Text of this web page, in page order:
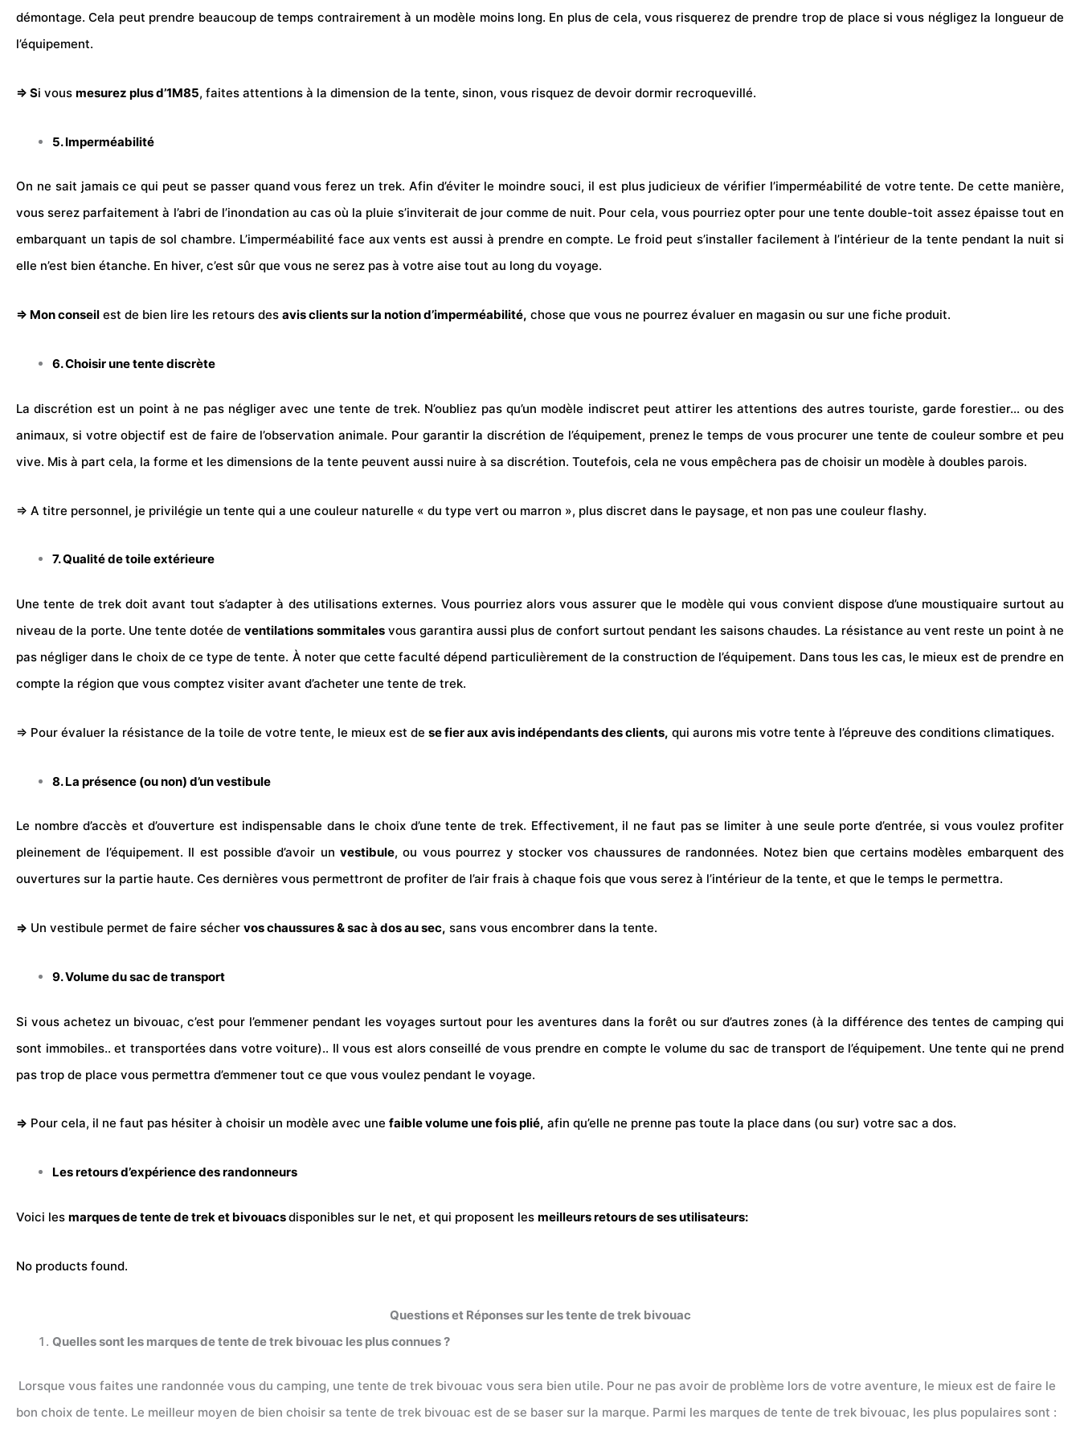
démontage. Cela peut prendre beaucoup de temps contrairement à un modèle moins long. En plus de cela, vous risquerez de prendre trop de place si vous négligez la longueur de
l’équipement.
⇒ Si vous mesurez plus d’1M85, faites attentions à la dimension de la tente, sinon, vous risquez de devoir dormir recroquevillé.
5. Imperméabilité
On ne sait jamais ce qui peut se passer quand vous ferez un trek. Afin d’éviter le moindre souci, il est plus judicieux de vérifier l’imperméabilité de votre tente. De cette manière,
vous serez parfaitement à l’abri de l’inondation au cas où la pluie s’inviterait de jour comme de nuit. Pour cela, vous pourriez opter pour une tente double-toit assez épaisse tout en
embarquant un tapis de sol chambre. L’imperméabilité face aux vents est aussi à prendre en compte. Le froid peut s’installer facilement à l’intérieur de la tente pendant la nuit si
elle n’est bien étanche. En hiver, c’est sûr que vous ne serez pas à votre aise tout au long du voyage.
⇒ Mon conseil est de bien lire les retours des avis clients sur la notion d’imperméabilité, chose que vous ne pourrez évaluer en magasin ou sur une fiche produit.
6. Choisir une tente discrète
La discrétion est un point à ne pas négliger avec une tente de trek. N’oubliez pas qu’un modèle indiscret peut attirer les attentions des autres touriste, garde forestier… ou des
animaux, si votre objectif est de faire de l’observation animale. Pour garantir la discrétion de l’équipement, prenez le temps de vous procurer une tente de couleur sombre et peu
vive. Mis à part cela, la forme et les dimensions de la tente peuvent aussi nuire à sa discrétion. Toutefois, cela ne vous empêchera pas de choisir un modèle à doubles parois.
⇒ A titre personnel, je privilégie un tente qui a une couleur naturelle « du type vert ou marron », plus discret dans le paysage, et non pas une couleur flashy.
7. Qualité de toile extérieure
Une tente de trek doit avant tout s’adapter à des utilisations externes. Vous pourriez alors vous assurer que le modèle qui vous convient dispose d’une moustiquaire surtout au
niveau de la porte. Une tente dotée deventilations sommitalesvous garantira aussi plus de confort surtout pendant les saisons chaudes. La résistance au vent reste un point à ne
pas négliger dans le choix de ce type de tente. À noter que cette faculté dépend particulièrement de la construction de l’équipement. Dans tous les cas, le mieux est de prendre en
compte la région que vous comptez visiter avant d’acheter une tente de trek.
⇒ Pour évaluer la résistance de la toile de votre tente, le mieux est de se fier aux avis indépendants des clients, qui aurons mis votre tente à l’épreuve des conditions climatiques.
8. La présence (ou non) d’un vestibule
Le nombre d’accès et d’ouverture est indispensable dans le choix d’une tente detrek. Effectivement, il ne faut pas se limiter à une seule porte d’entrée, si vous voulez profiter
pleinement de l’équipement. Il est possible d’avoir un vestibule, ou vous pourrez y stocker vos chaussures de randonnées. Notez bien que certains modèles embarquent des
ouvertures sur la partie haute. Ces dernières vous permettront de profiter de l’air frais à chaque fois que vous serez à l’intérieur de la tente, et que le temps le permettra.
⇒ Un vestibule permet de faire sécher voschaussures& sac à dos au sec, sans vous encombrer dans la tente.
9. Volume du sac de transport
Si vous achetez un bivouac, c’est pour l’emmener pendant les voyages surtout pour les aventures dans la forêt ou sur d’autres zones (à la différence des tentes de campingqui
sont immobiles.. et transportées dans votre voiture).. Il vous est alors conseillé de vous prendre en compte le volume du sac de transport de l’équipement. Une tente qui ne prend
pas trop de place vous permettra d’emmener tout ce que vous voulez pendant le voyage.
⇒ Pour cela, il ne faut pas hésiter à choisir un modèle avec une faible volume une fois plié, afin qu’elle ne prenne pas toute la place dans (ou sur) votre sac a dos.
Les retours d’expérience des randonneurs
Voici les marques detentede trek et bivouacsdisponibles sur le net, et qui proposent les meilleurs retours de ses utilisateurs:
No products found.
Questions et Réponses sur les tente de trek bivouac
Quelles sont les marques de tente de trek bivouac les plus connues ?
Lorsque vous faites une randonnée vous du camping, une tente de trek bivouac vous sera bien utile. Pour ne pas avoir de problème lors de votre aventure, le mieux est de faire le
bon choix de tente. Le meilleur moyen de bien choisir sa tente de trek bivouac est de se baser sur la marque. Parmi les marques de tente de trek bivouac, les plus populaires sont :